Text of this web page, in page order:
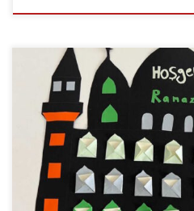
In den letzten Tagen herrschte in
große Vorfreude auf den
Elternbegleiter*innen mit den
Fastenmonat einzustimmen. Dabei
Ramadan Kalender entstanden, der
pädagogischer) Aktionen, wie
Na, seid ihr […]